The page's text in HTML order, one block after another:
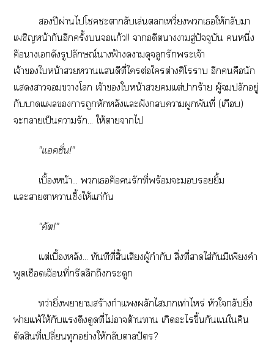
ปีผ่านไโะากลับเล่นเหวี่ยงเให้กลับา
เผชิญหน้ากันอีกครั้งแก้ว!! าอดีตาาสู่ปัจจุบัน หนึ่ง
คือาเดังรูปลักษณ์าฟ้าาดุจลูกรักะเจ้า
เจ้าใหน้าาแดีที่ใต่อใต่างศิโรราบ อีกคือนัก
แาาโ เจ้าใหน้าแต่าร้าย ผู้จมปลักอยู่
กับาแาถูกหักหลังแะฝังาผูกพันที่ (เกือบ)
ะาเป็นารัก... ให้าาไ
"แคชั่น!"
เบื้องหน้า... เคือรักที่พร้อมะยิ้ม
แะาาาซึ้งให้แก่กัน
"คัต!"
แต่เบื้องหลัง... ทันทีที่สิ้นเสียงผู้กำกับ สิ่งที่าใส่กันมีเพียงคำ
พูดเชือดเฉือนที่กรีดลึกถึงกระดูก
ทว่ายิ่งาาสร้างกำแผลักไาเท่าไหร่ หัวใกลับยิ่ง
พ่ายแพ้ให้กับแดึงดูดที่ไม่าต้านา เกิดะไขึ้นกันแน่ใคืน
ตัดสินที่เปลี่ยนทุกอย่างให้กลับตาลปัตร?